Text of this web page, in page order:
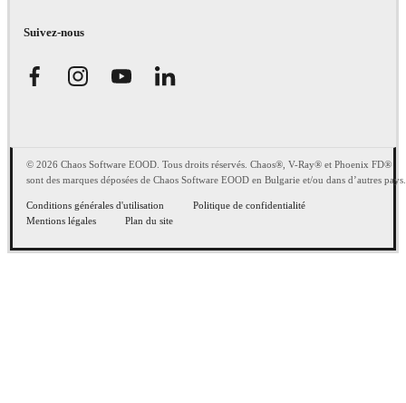
Suivez-nous
© 2026 Chaos Software EOOD. Tous droits réservés. Chaos®, V-Ray® et Phoenix FD®
sont des marques déposées de Chaos Software EOOD en Bulgarie et/ou dans d’autres pays.
Conditions générales d'utilisation
Politique de confidentialité
Mentions légales
Plan du site